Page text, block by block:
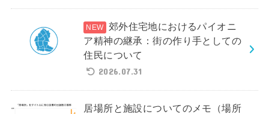
郊外住宅地におけるパイオニ
ア精神の継承：街の作り手としての
住民について
2026.07.31
居場所と施設についてのメモ（場所